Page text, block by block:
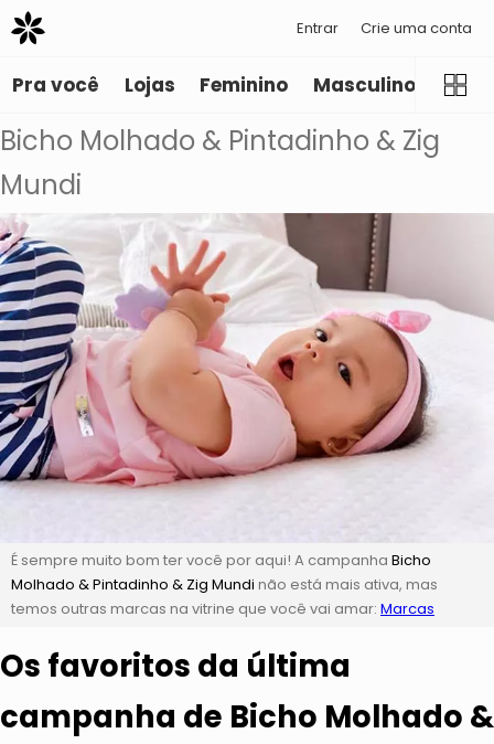
Entrar Crie uma conta
Pra você Lojas Feminino Masculino
Bicho Molhado & Pintadinho & Zig
Mundi
É sempre muito bom ter você por aqui! A campanha Bicho
Molhado & Pintadinho & Zig Mundi não está mais ativa, mas
temos outras marcas na vitrine que você vai amar: Marcas
Os favoritos da última
campanha de Bicho Molhado &